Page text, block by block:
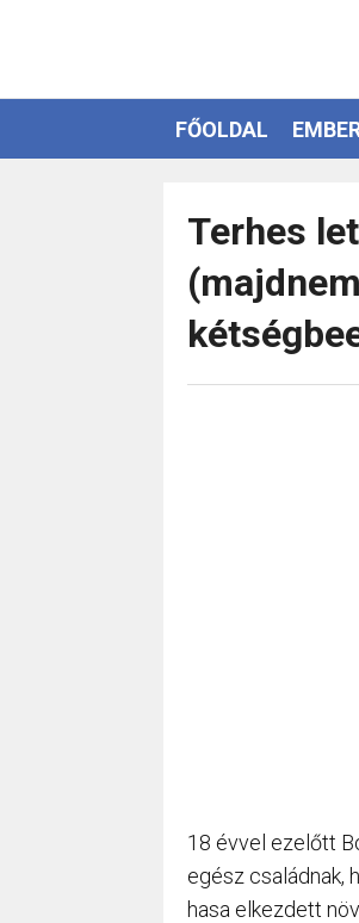
FŐOLDAL
Terhes
18 évvel ezelőtt
egész családnak,
hasa elkezdett